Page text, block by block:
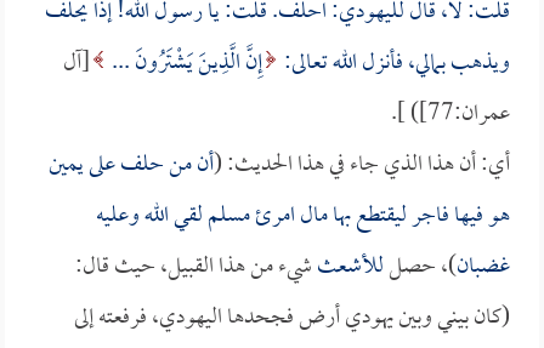
قلت: لا، قال لليهودي: احلف. قلت: يا رسول الله! إذاً يحلف
ويذهب بمالي، فأنزل الله تعالى: إِنَّ الَّذِينَ يَشْتَرُونَ ... [آل
عمران:77]) ].
أي: أن هذا الذي جاء في هذا الحديث: (أن من حلف على يمين
هو فيها فاجر ليقتطع بها مال امرئ مسلم لقي الله وعليه
غضبان)، حصلللأشعثشيء من هذا القبيل، حيث قال:
(كان بيني وبين يهودي أرض فجحدها اليهودي، فرفعته إلى